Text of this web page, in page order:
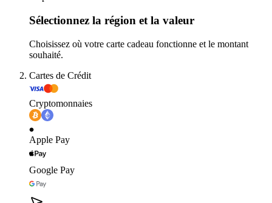
Sélectionnez la région et la valeur
Choisissez où votre carte cadeau fonctionne et le montant
souhaité.
Cartes de Crédit
Cryptomonnaies
Apple Pay
Google Pay